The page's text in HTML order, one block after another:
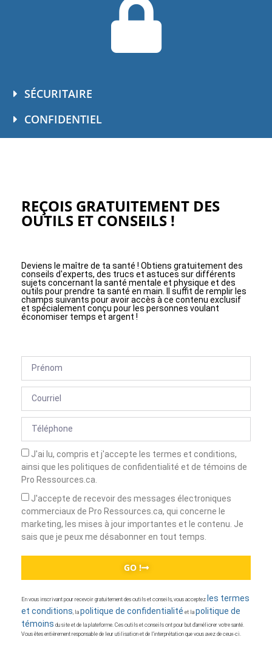
SÉCURITAIRE
CONFIDENTIEL
REÇOIS GRATUITEMENT DES
OUTILS ET CONSEILS !
Deviens le maître de ta santé ! Obtiens gratuitement des
conseils d'experts, des trucs et astuces sur différents
sujets concernant la santé mentale et physique et des
outils pour prendre ta santé en main. Il suffit de remplir les
champs suivants pour avoir accès à ce contenu exclusif
et spécialement conçu pour les personnes voulant
économiser temps et argent !
J'ai lu, compris et j'accepte les termes et conditions,
ainsi que les politiques de confidentialité et de témoins de
Pro Ressources.ca.
J'accepte de recevoir des messages électroniques
commerciaux de Pro Ressources.ca, qui concerne le
marketing, les mises à jour importantes et le contenu. Je
sais que je peux me désabonner en tout temps.
GO !
En vous inscrivant pour recevoir gratuitement des outils et conseils, vous acceptez les termes
et conditions , la politique de confidentialité et la politique de
témoins du site et de la plateforme. Ces outils et conseils ont pour but d’améliorer votre santé.
Vous êtes entièrement responsable de leur utilisation et de l’interprétation que vous avez de ceux-ci.